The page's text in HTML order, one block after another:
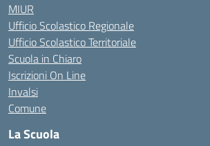
MIUR
Ufficio Scolastico Regionale
Ufficio Scolastico Territoriale
Scuola in Chiaro
Iscrizioni On Line
Invalsi
Comune
La Scuola